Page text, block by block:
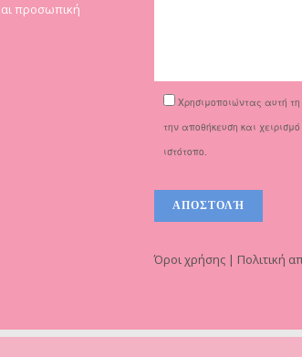
προσωπική
Χρησιμοποιώντας αυτή
την αποθήκευση και
ιστότοπο.
Όροι χρήσης | Πολιτική